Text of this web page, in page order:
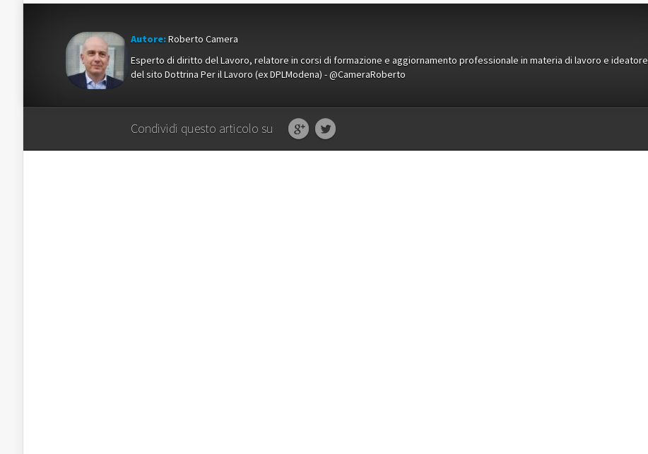
Autore:Roberto Camera
Esperto di diritto del Lavoro, relatore in corsi di formazione e aggiornamento professionale in materia di lavoro e ideatore
del sito Dottrina Per il Lavoro (ex DPLModena) - @CameraRoberto
Condividi questo articolo su